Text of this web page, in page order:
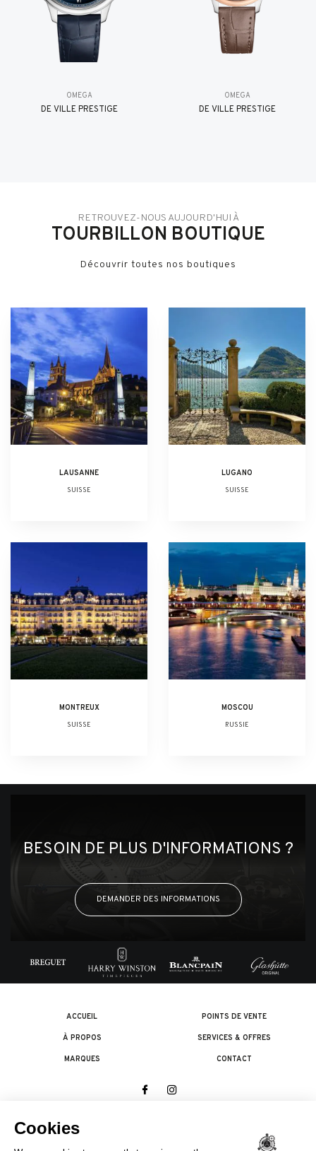
OMEGA
DE VILLE PRESTIGE
OMEGA
DE VILLE PRESTIGE
RETROUVEZ-NOUS AUJOURD'HUI À
TOURBILLON BOUTIQUE
Découvrir toutes nos boutiques
LAUSANNE
SUISSE
LUGANO
SUISSE
MONTREUX
SUISSE
MOSCOU
RUSSIE
BESOIN DE PLUS D'INFORMATIONS ?
DEMANDER DES INFORMATIONS
ACCUEIL
À PROPOS
MARQUES
POINTS DE VENTE
SERVICES & OFFRES
CONTACT